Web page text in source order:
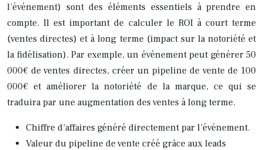
l’événement) sont des éléments essentiels à prendre en
compte. Il est important de calculer le ROI à court terme
(ventes directes) et à long terme (impact sur la notoriété et
la fidélisation). Par exemple, un événement peut générer 50
000€ de ventes directes, créer un pipeline de vente de 100
000€ et améliorer la notoriété de la marque, ce qui se
traduira par une augmentation des ventes à long terme.
Chiffre d’affaires généré directement par l’événement.
Valeur du pipeline de vente créé grâce aux leads